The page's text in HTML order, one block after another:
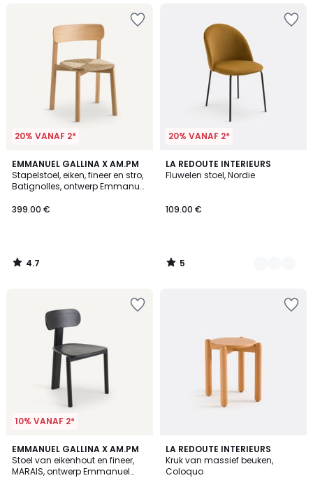
20% VANAF 2*
EMMANUEL GALLINA X AM.PM
Stapelstoel, eiken, fineer en stro,
Batignolles, ontwerp Emmanuel
399.00 €
4.7
/ 5
4.7
/
20% VANAF 2*
LA REDOUTE INTERIEURS
Fluwelen stoel, Nordie
109.00 €
5
/
2
Kleuren
5
/
10% VANAF 2*
EMMANUEL GALLINA X AM.PM
Stoel van eikenhout en fineer,
MARAIS, ontwerp Emmanuel
3
/
5
LA REDOUTE INTERIEURS
Kruk van massief beuken,
Coloquo